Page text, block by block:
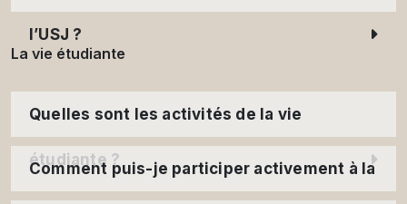
l’USJ ?
La vie étudiante
Quelles sont les activités de la vie
étudiante ?
Comment puis-je participer activement à la